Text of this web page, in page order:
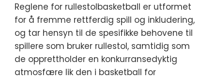
Reglene for rullestolbasketball er utformet
for å fremme rettferdig spill og inkludering,
og tar hensyn til de spesifikke behovene til
spillere som bruker rullestol, samtidig som
de opprettholder en konkurransedyktig
atmosfære lik den i basketball for